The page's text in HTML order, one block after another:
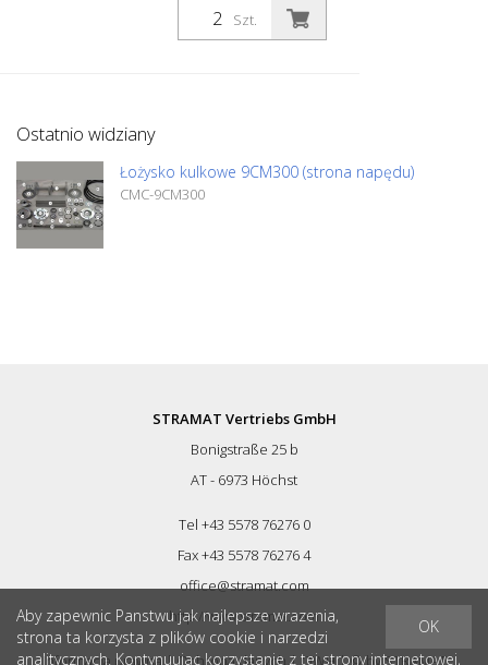
Szt.
Ostatnio widziany
Łożysko kulkowe 9CM300 (strona napędu)
CMC-9CM300
STRAMAT Vertriebs GmbH
Bonigstraße 25 b
AT - 6973 Höchst
Tel +43 5578 76276 0
Fax +43 5578 76276 4
office@stramat.com
http://www.stramat.com
Informacja prawna|Ochrona danych | OWH| © bySTRAMAT
OK
Aby zapewnic Panstwu jak najlepsze wrazenia,
strona ta korzysta z plików cookie i narzedzi
analitycznych. Kontynuujac korzystanie z tej strony internetowej,